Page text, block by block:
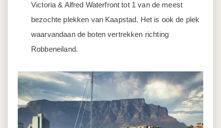
Victoria & Alfred Waterfront tot 1 van de meest
bezochte plekken van Kaapstad. Het is ook de plek
waarvandaan de boten vertrekken richting
Robbeneiland.